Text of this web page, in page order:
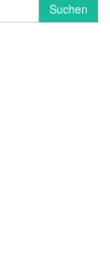
Suchen